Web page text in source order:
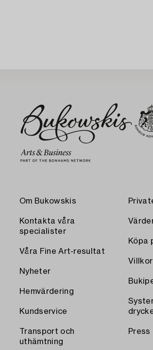
Om Bukowskis
Kontakta våra
specialister
Våra Fine Art-resultat
Nyheter
Hemvärdering
Kundservice
Transport och
uthämtning
Köpa
Villkor
Press